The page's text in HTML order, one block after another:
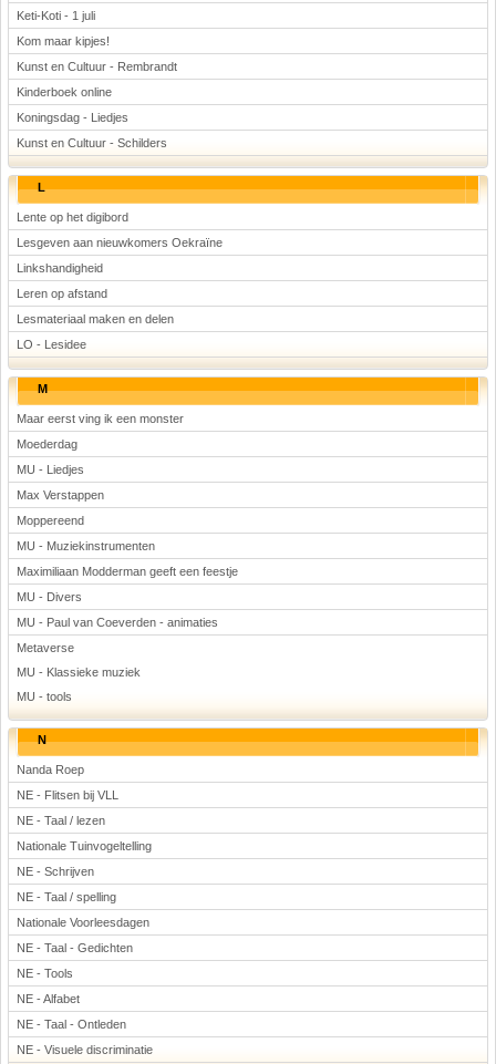
Keti-Koti - 1 juli
Kom maar kipjes!
Kunst en Cultuur - Rembrandt
Kinderboek online
Koningsdag - Liedjes
Kunst en Cultuur - Schilders
L
Lente op het digibord
Lesgeven aan nieuwkomers Oekraïne
Linkshandigheid
Leren op afstand
Lesmateriaal maken en delen
LO - Lesidee
M
Maar eerst ving ik een monster
Moederdag
MU - Liedjes
Max Verstappen
Moppereend
MU - Muziekinstrumenten
Maximiliaan Modderman geeft een feestje
MU - Divers
MU - Paul van Coeverden - animaties
Metaverse
MU - Klassieke muziek
MU - tools
N
Nanda Roep
NE - Flitsen bij VLL
NE - Taal / lezen
Nationale Tuinvogeltelling
NE - Schrijven
NE - Taal / spelling
Nationale Voorleesdagen
NE - Taal - Gedichten
NE - Tools
NE - Alfabet
NE - Taal - Ontleden
NE - Visuele discriminatie